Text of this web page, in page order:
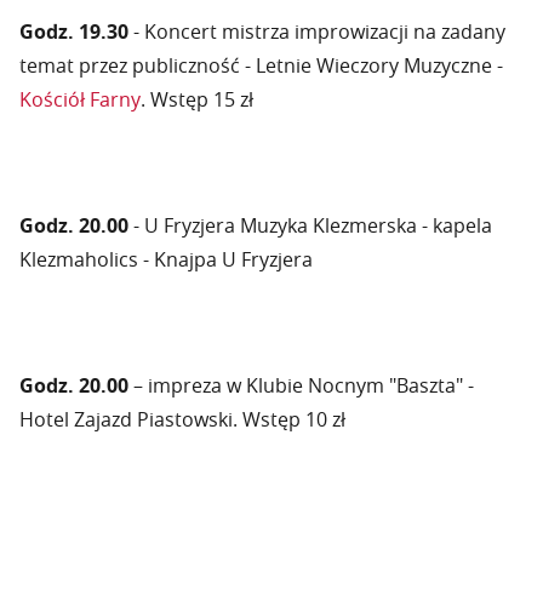
Godz. 19.30- Koncert mistrza improwizacji na zadany
temat przez publiczność - Letnie Wieczory Muzyczne -
Kościół Farny. Wstęp 15 zł
Godz. 20.00- U Fryzjera Muzyka Klezmerska - kapela
Klezmaholics - Knajpa U Fryzjera
Godz. 20.00– impreza w Klubie Nocnym "Baszta" -
Hotel Zajazd Piastowski. Wstęp 10 zł